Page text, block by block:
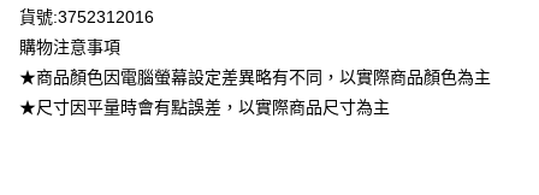
每筆NT$80，滿NT$799(含以上)免運費
每筆NT$80，滿NT$799(含以上)免運費
貨號:3752312016
購物注意事項
★商品顏色因電腦螢幕設定差異略有不同，以實際商品顏色為主
★尺寸因平量時會有點誤差，以實際商品尺寸為主